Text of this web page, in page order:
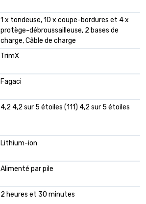
1 x tondeuse, 10 x coupe-bordures et 4 x
protège-débroussailleuse, 2 bases de
charge, Câble de charge
TrimX
Fagaci
4,2 4,2 sur 5 étoiles (111) 4,2 sur 5 étoiles
Lithium-ion
Alimenté par pile
2 heures et 30 minutes